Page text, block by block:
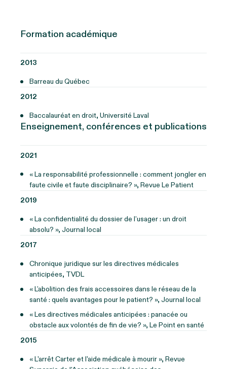
Formation académique
2013
Barreau du Québec
2012
Baccalauréat en droit, Université Laval
Enseignement, conférences et publications
2021
« La responsabilité professionnelle : comment jongler en
faute civile et faute disciplinaire? », Revue Le Patient
2019
« La confidentialité du dossier de l’usager : un droit
absolu? », Journal local
2017
Chronique juridique sur les directives médicales
anticipées, TVDL
« L’abolition des frais accessoires dans le réseau de la
santé : quels avantages pour le patient? », Journal local
« Les directives médicales anticipées : panacée ou
obstacle aux volontés de fin de vie? », Le Point en santé
2015
« L'arrêt Carter et l'aide médicale à mourir », Revue